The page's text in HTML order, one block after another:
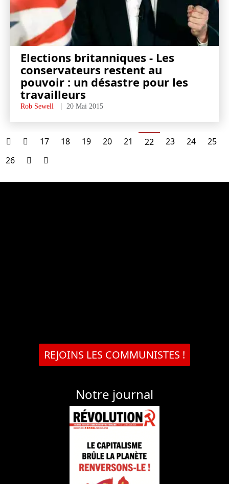
Elections britanniques - Les
conservateurs restent au
pouvoir : un désastre pour les
travailleurs
Rob Sewell 20 Mai 2015
17 18 19 20 21 22 23 24
25
26
REJOINS LES COMMUNISTES !
Notre journal